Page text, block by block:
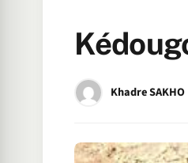
Khadre SAKHO